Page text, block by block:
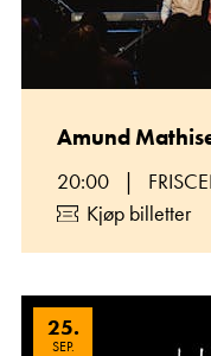
Amund
20:00 |
Kjøp billetter
25.
SEP.